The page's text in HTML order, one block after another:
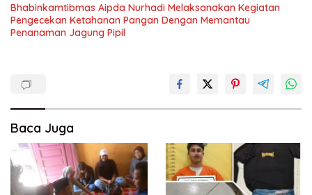
Bhabinkamtibmas Aipda Nurhadi Melaksanakan Kegiatan
Pengecekan Ketahanan Pangan Dengan Memantau
Penanaman Jagung Pipil
Baca Juga